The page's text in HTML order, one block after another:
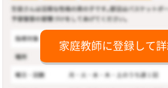
家庭教師に登録して